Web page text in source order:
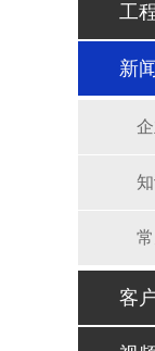
工
新
客